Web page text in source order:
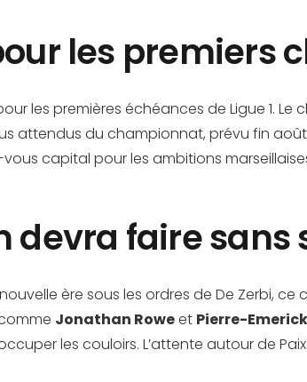
les premiers
les premières échéances de Ligue 1.
attendus du championnat, prévu fin
capital pour les ambitions
devra faire sans
ère sous les ordres de De Zerbi,
Jonathan Roweet Pierre-
les couloirs. L’attente autour de